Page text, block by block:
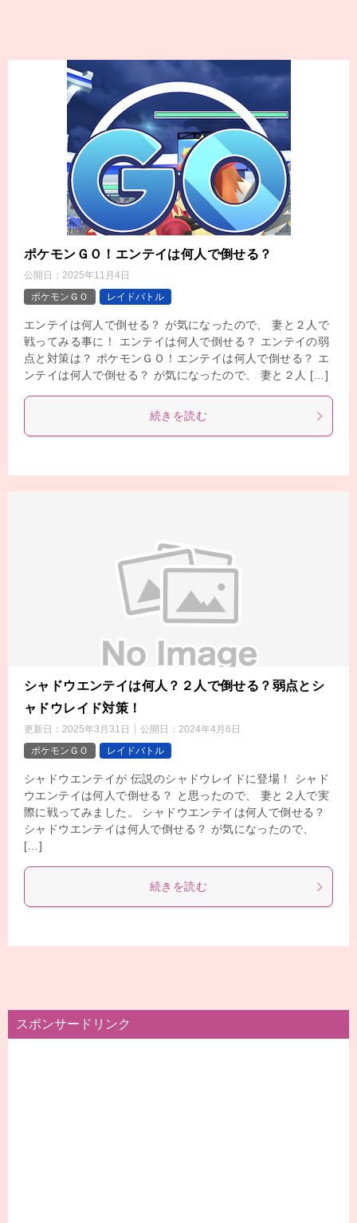
ポケモンＧＯ！エンテイは何人で倒せる？
公開日： 2025年11月4日
ポケモンＧＯ
レイドバトル
エンテイは何人で倒せる？ が気になったので、 妻と２人で
戦ってみる事に！ エンテイは何人で倒せる？ エンテイの弱
点と対策は？ ポケモンＧＯ！エンテイは何人で倒せる？ エ
ンテイは何人で倒せる？ が気になったので、 妻と２人 […]
続きを読む
シャドウエンテイは何人？２人で倒せる？弱点とシ
ャドウレイド対策！
更新日： 2025年3月31日 公開日： 2024年4月6日
ポケモンＧＯ
レイドバトル
シャドウエンテイが 伝説のシャドウレイドに登場！ シャド
ウエンテイは何人で倒せる？ と思ったので、 妻と２人で実
際に戦ってみました。 シャドウエンテイは何人で倒せる？
シャドウエンテイは何人で倒せる？ が気になったので、
[…]
続きを読む
スポンサードリンク